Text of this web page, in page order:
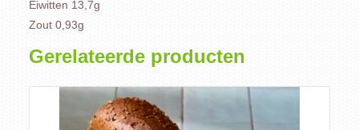
Eiwitten 13,7g
Zout 0,93g
Gerelateerde producten